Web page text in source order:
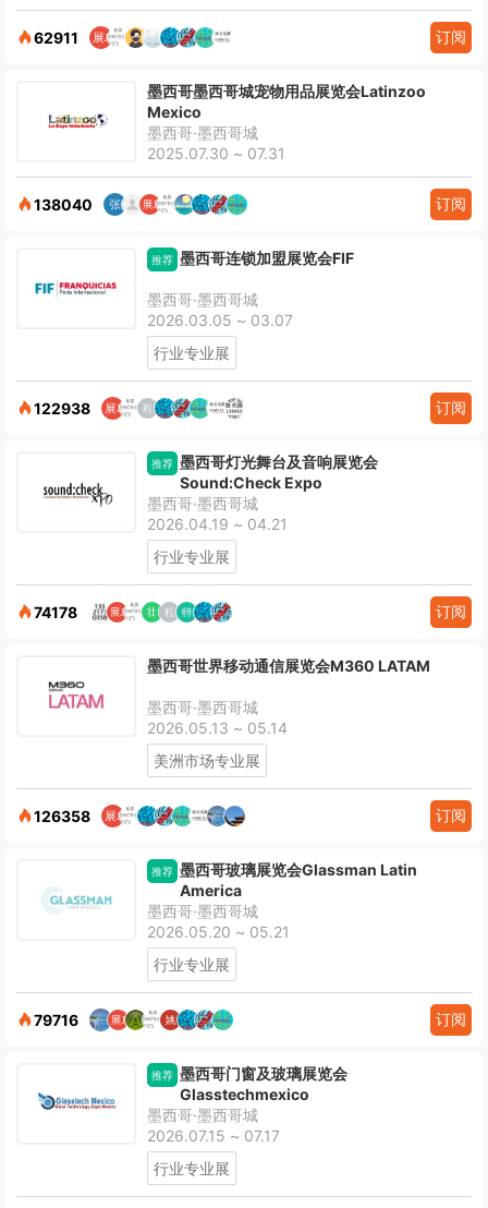
62911 订阅
墨西哥墨西哥城宠物用品展览会Latinzoo
Mexico
墨西哥·墨西哥城
2025.07.30 ~ 07.31
138040 订阅
推荐 墨西哥连锁加盟展览会FIF
墨西哥·墨西哥城
2026.03.05 ~ 03.07
行业专业展
122938 订阅
推荐 墨西哥灯光舞台及音响展览会
Sound:Check Expo
墨西哥·墨西哥城
2026.04.19 ~ 04.21
行业专业展
74178 订阅
墨西哥世界移动通信展览会M360 LATAM
墨西哥·墨西哥城
2026.05.13 ~ 05.14
美洲市场专业展
126358 订阅
推荐 墨西哥玻璃展览会Glassman Latin
America
墨西哥·墨西哥城
2026.05.20 ~ 05.21
行业专业展
79716 订阅
推荐 墨西哥门窗及玻璃展览会
Glasstechmexico
墨西哥·墨西哥城
2026.07.15 ~ 07.17
行业专业展